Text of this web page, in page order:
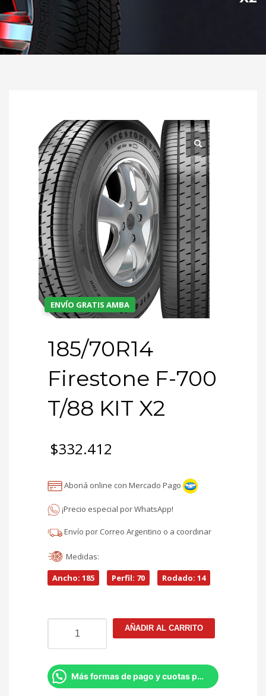
ENVÍO GRATIS AMBA
185/70R14
Firestone F-700
T/88 KIT X2
$332.412
Aboná online con Mercado Pago
¡Precio especial por WhatsApp!
Envío por Correo Argentino o a coordinar
Medidas:
Ancho: 185
Perfil: 70 Rodado: 14
Firestone
F-
700
T/88
KIT
AÑADIR AL CARRITO
Más formas de pago y cuotas por Whatsapp